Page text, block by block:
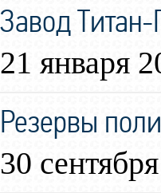
Завод
21 января
Резервы
30